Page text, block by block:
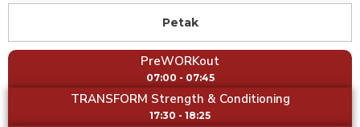
Petak
PreWORKout
07:00 - 07:45
TRANSFORM Strength & Conditioning
17:30 - 18:25